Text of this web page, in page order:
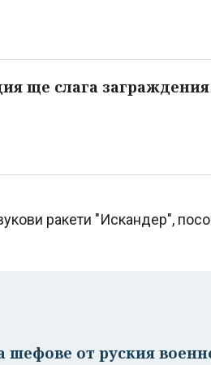
ще слага заграждения
ракети "Искандер",
шефове от руския